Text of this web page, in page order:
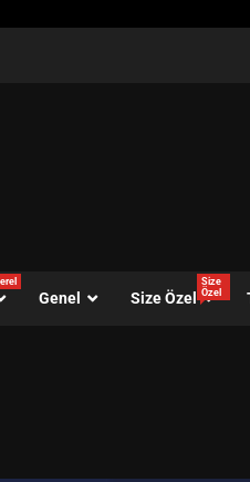
Genel Size Özel
Size
Özel